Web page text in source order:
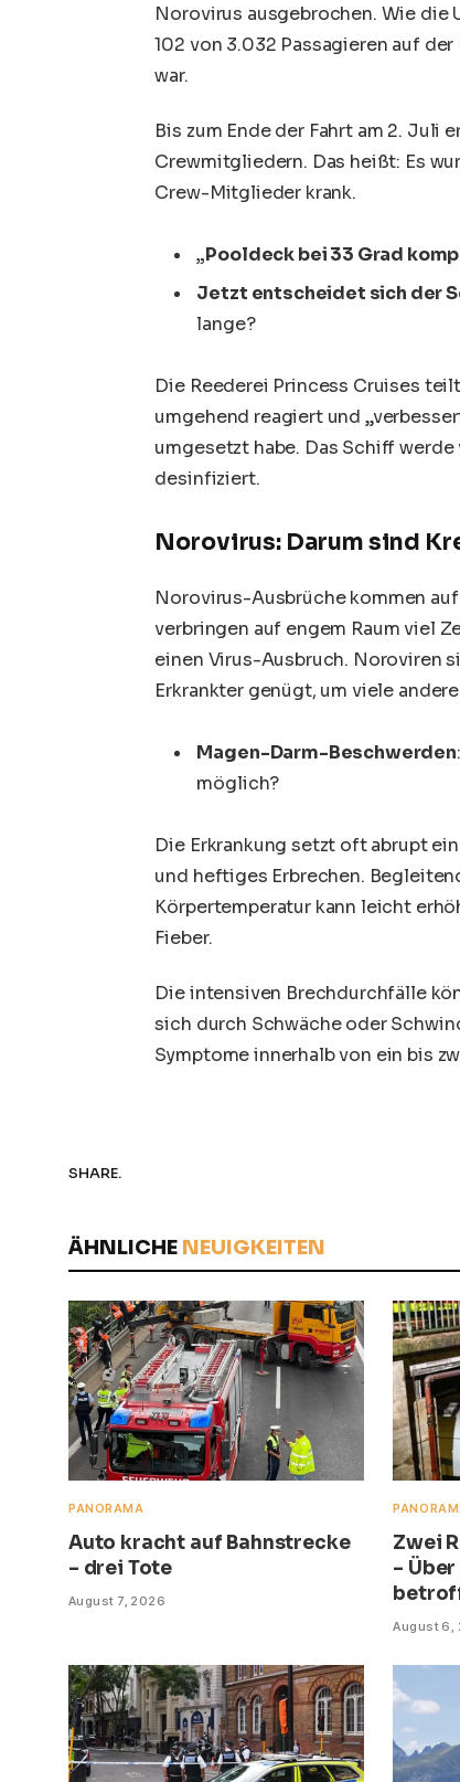
Norovirus ausgebrochen. Wie die
102 von 3.032 Passagieren auf
war.
Bis zum Ende der Fahrt am 2. Juli
Crewmitgliedern. Das heißt: Es
Crew-Mitglieder krank.
„Pooldeck bei 33 Grad
Jetzt entscheidet sich der
lange?
Die Reederei Princess Cruises
umgehend reagiert und
umgesetzt habe. Das Schiff
desinfiziert.
Norovirus: Darum sind
Norovirus-Ausbrüche kommen
verbringen auf engem Raum viel
einen Virus-Ausbruch. Noroviren
Erkrankter genügt, um viele
Magen-Darm-Beschwerden:
möglich?
Die Erkrankung setzt oft abrupt
und heftiges Erbrechen.
Körpertemperatur kann leicht
Fieber.
Die intensiven Brechdurchfälle
sich durch Schwäche oder
Symptome innerhalb von ein bis
SHARE.
ÄHNLICHE NEUIGKEITEN
PANORAMA
Auto kracht auf Bahnstrecke
– drei Tote
August 7, 2026
Zwei
–
August 6,